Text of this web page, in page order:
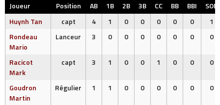
Joueur Position AB 1B 2B 3B CC BB BBI
SOE
Huynh Tan
capt 4 1 0 0 0 0 0
1
Rondeau
Mario
Lanceur 3 0 0 0 0 0 0 0
Racicot
Mark
capt 3 1 0 0 1 0 0 0
Goudron
Martin
Régulier 1 1 0 0 0 0 0 0